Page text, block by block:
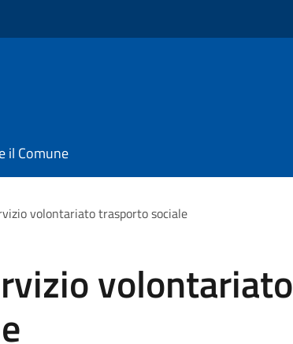
il Comune
volontariato trasporto sociale
volontariato